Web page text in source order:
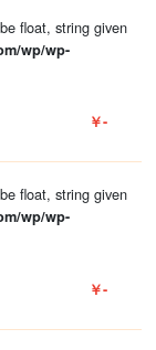
float, string given
wp/wp-
￥-
float, string given
wp/wp-
￥-